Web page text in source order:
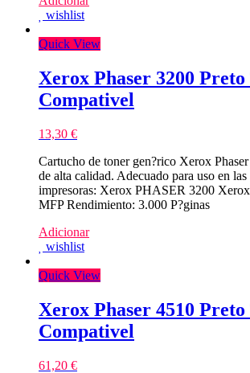
wishlist
Quick View
Xerox Phaser 3200
Compativel
13,30 €
Cartucho de toner gen?rico Xerox
de alta calidad. Adecuado para uso en las
impresoras: Xerox PHASER 3200
MFP Rendimiento: 3.000 P?ginas
Adicionar
wishlist
Quick View
Xerox Phaser 4510
Compativel
61,20 €